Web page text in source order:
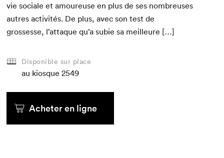
vie sociale et amoureuse en plus de ses nom­breuses
autres activ­ités. De plus, avec son test de
grossesse, l’attaque qu’a subie sa meilleure […]
Disponible sur place
au kiosque 2549
Acheter en ligne